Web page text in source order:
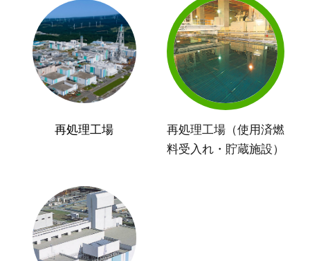
再処理工場
再処理工場（使用済燃
料受入れ・貯蔵施設）